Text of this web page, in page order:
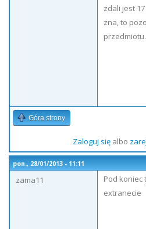
zdali jest
zna, to
Góra strony
Zaloguj sięalbo
pon., 28/01/2013 - 11:11
zama11
Pod koniec
extranecie